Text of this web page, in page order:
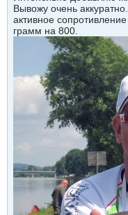
Вывожу очень
активное
грамм на 800.